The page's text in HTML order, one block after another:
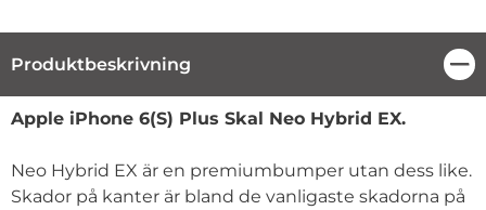
Produktbeskrivning
Produktbeskrivning
Apple iPhone 6(S) Plus Skal Neo Hybrid EX.
Neo Hybrid EX är en premiumbumper utan dess like.
Skador på kanter är bland de vanligaste skadorna på